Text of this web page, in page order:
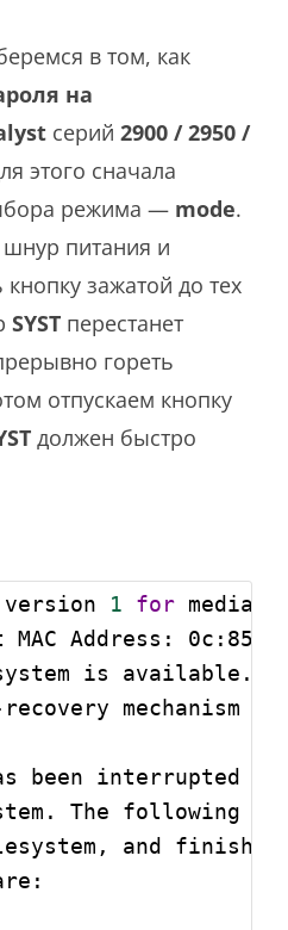
в том, как
на
серий 2900 / 2950 /
этого сначала
режима — mode.
питания и
зажатой до тех
SYST перестанет
гореть
отпускаем кнопку
должен быстро
1 for media
MAC Address:
is available.
recovery mechanism
been
The following
and finish